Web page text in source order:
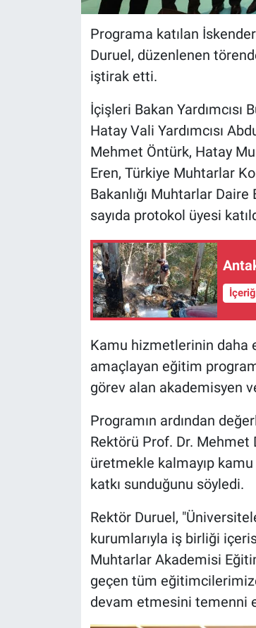
Programa katılan
Duruel, düzenlenen
iştirak etti.
İçişleri Bakan Yardımcısı
Hatay Vali Yardımcısı
Mehmet Öntürk, Hatay
Eren, Türkiye Muhtarlar
Bakanlığı Muhtarlar
sayıda protokol üyesi
Kamu hizmetlerinin daha
amaçlayan eğitim
görev alan akademisyen
Programın ardından
Rektörü Prof. Dr.
üretmekle kalmayıp
katkı sunduğunu söyledi.
Rektör Duruel,
kurumlarıyla iş birliği
Muhtarlar Akademisi
geçen tüm
devam etmesini temenni